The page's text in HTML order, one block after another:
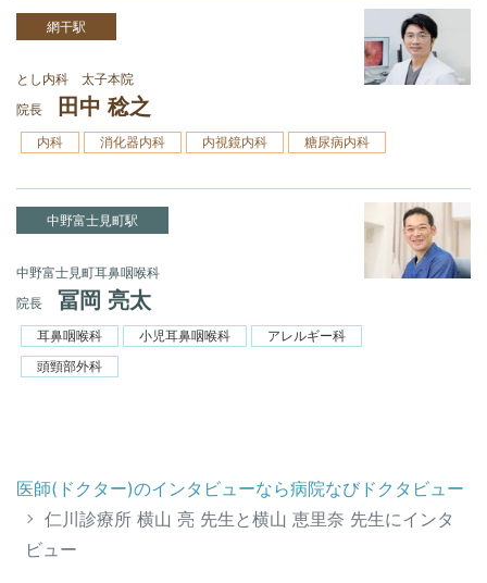
網干駅
とし内科 太子本院
院長
田中 稔之
内科 消化器内科 内視鏡内科 糖尿病内科
中野富士見町駅
中野富士見町耳鼻咽喉科
院長
冨岡 亮太
耳鼻咽喉科 小児耳鼻咽喉科
アレルギー科
頭頸部外科
医師(ドクター)のインタビューなら病院なびドクタビュー
仁川診療所 横山 亮 先生と横山 恵里奈 先生にインタ
ビュー